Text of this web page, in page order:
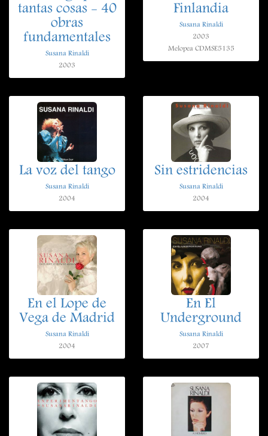
tantas cosas - 40
obras
fundamentales
Susana Rinaldi
2003
Finlandia
Susana Rinaldi
2003
Melopea CDMSE5135
La voz del tango
Susana Rinaldi
2004
Sin estridencias
Susana Rinaldi
2004
En el Lope de
Vega de Madrid
Susana Rinaldi
2004
En El
Underground
Susana Rinaldi
2007